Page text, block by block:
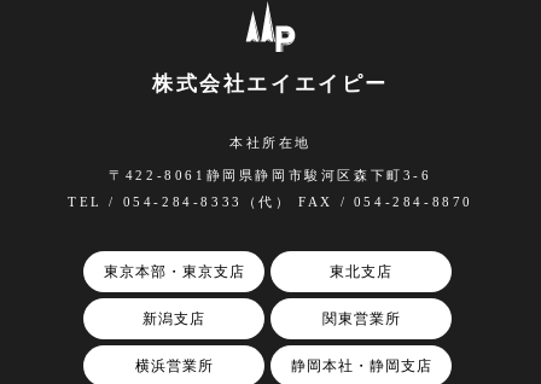
ない場合は、本サイトのサービスをご利用いただくこ
合わせに対応できないため）
のアクセスの利便性のため、クッキー情報を取得して
株式会社エイエイピー
本社所在地
〒422-8061静岡県静岡市駿河区森下町3-6
TEL / 054-284-8333（代） FAX / 054-284-8870
東京本部・東京支店 東北支店
新潟支店 関東営業所
横浜営業所 静岡本社・静岡支店